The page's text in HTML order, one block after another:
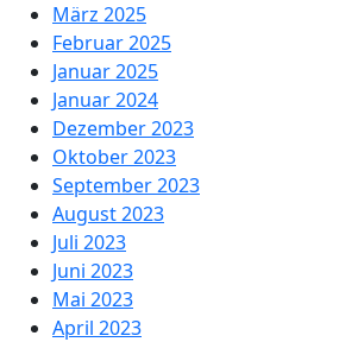
März 2025
Februar 2025
Januar 2025
Januar 2024
Dezember 2023
Oktober 2023
September 2023
August 2023
Juli 2023
Juni 2023
Mai 2023
April 2023